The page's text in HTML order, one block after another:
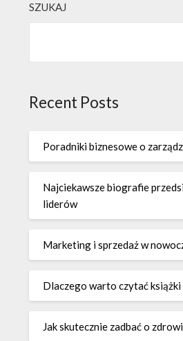
SZUKAJ
Recent Posts
Poradniki biznesowe o
Najciekawsze biografie
liderów
Marketing i sprzedaż w
Dlaczego warto czytać książki
Jak skutecznie zadbać o